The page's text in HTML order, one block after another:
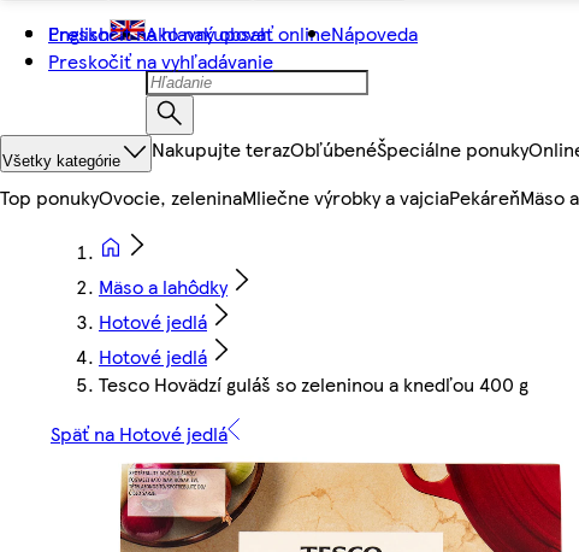
Preskočiť na hlavný obsah
Preskočiť na vyhľadávanie
English Ako nakupovať onlineNápoveda
Všetky kategórie Nakupujte terazObľúbenéŠpeciálne ponuky
Top ponukyOvocie, zeleninaMliečne výrobky a vajciaPekáreňMäso
Mäso a lahôdky
Hotové jedlá
Hotové jedlá
Tesco Hovädzí guláš so zeleninou a knedľou 400 g
Späť na Hotové jedlá